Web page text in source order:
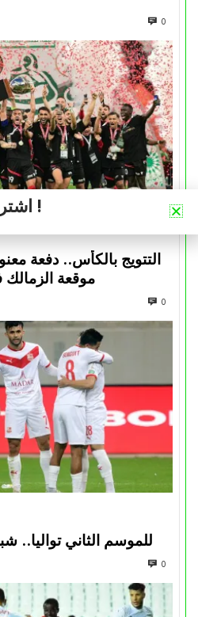
0
التتويج بالكأس.. دفعة
موقعة الزمالك
0
للموسم الثاني تواليا..
0
اشترك في نشرتنا الإخبارية !